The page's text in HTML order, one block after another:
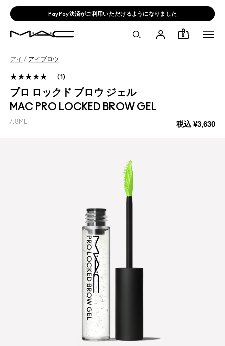
PayPay決済がご利用いただけるようになりました
0
アイ / アイブロウ
プロ ロックド ブロウ ジェル
MAC PRO LOCKED BROW GEL
税込 ¥3,630
7.8ML
1